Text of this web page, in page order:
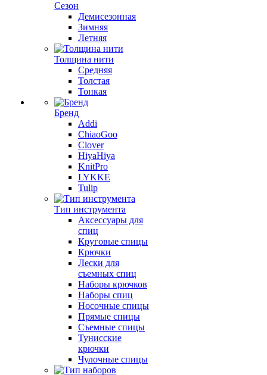
Сезон
Демисезонная
Зимняя
Летняя
Толщина нити
Средняя
Толстая
Тонкая
Бренд
Addi
ChiaoGoo
Clover
HiyaHiya
KnitPro
LYKKE
Tulip
Тип инструмента
Аксессуары для
спиц
Круговые спицы
Крючки
Лески для
съемных спиц
Наборы крючков
Наборы спиц
Носочные спицы
Прямые спицы
Съемные спицы
Тунисские
крючки
Чулочные спицы